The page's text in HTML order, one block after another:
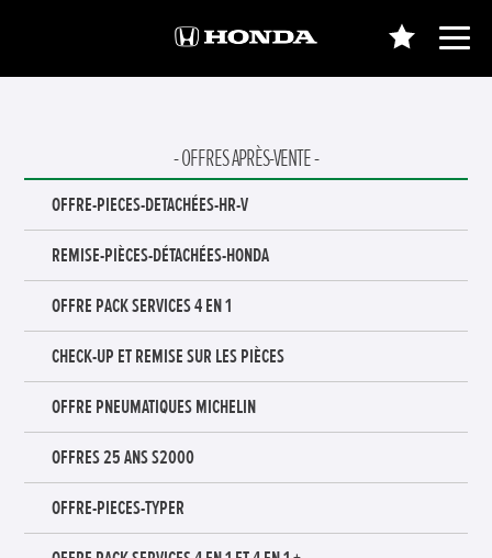
OFFRES APRÈS-VENTE
OFFRE-PIECES-DETACHÉES-HR-V
REMISE-PIÈCES-DÉTACHÉES-HONDA
OFFRE PACK SERVICES 4 EN 1
CHECK-UP ET REMISE SUR LES PIÈCES
OFFRE PNEUMATIQUES MICHELIN
OFFRES 25 ANS S2000
OFFRE-PIECES-TYPER